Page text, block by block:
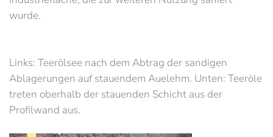
wurde.
Links: Teerölsee nach dem Abtrag der sandigen
Ablagerungen auf stauendem Auelehm. Unten: Teeröle
treten oberhalb der stauenden Schicht aus der
Profilwand aus.